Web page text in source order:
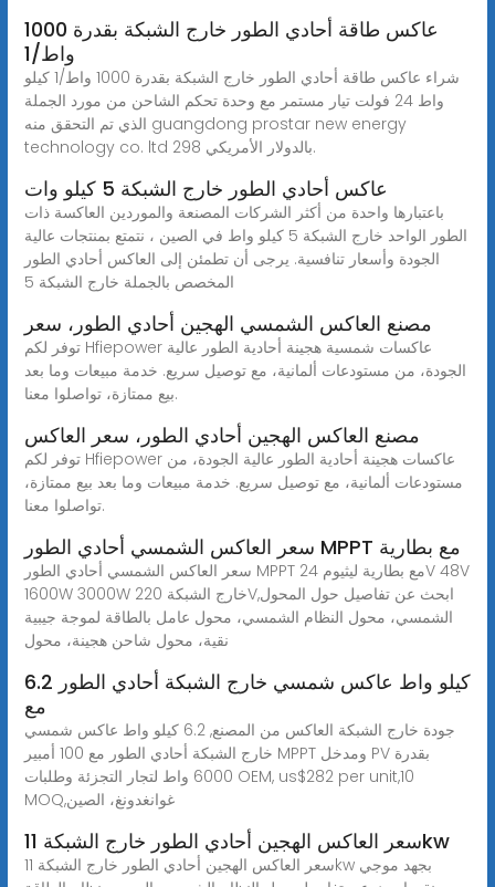
عاكس طاقة أحادي الطور خارج الشبكة بقدرة 1000
واط/1
شراء عاكس طاقة أحادي الطور خارج الشبكة بقدرة 1000 واط/1 كيلو
واط 24 فولت تيار مستمر مع وحدة تحكم الشاحن من مورد الجملة
الذي تم التحقق منه guangdong prostar new energy
technology co. ltd بالدولار الأمريكي 298.
عاكس أحادي الطور خارج الشبكة 5 كيلو وات
باعتبارها واحدة من أكثر الشركات المصنعة والموردين العاكسة ذات
الطور الواحد خارج الشبكة 5 كيلو واط في الصين ، نتمتع بمنتجات عالية
الجودة وأسعار تنافسية. يرجى أن تطمئن إلى العاكس أحادي الطور
المخصص بالجملة خارج الشبكة 5
مصنع العاكس الشمسي الهجين أحادي الطور، سعر
توفر لكم Hfiepower عاكسات شمسية هجينة أحادية الطور عالية
الجودة، من مستودعات ألمانية، مع توصيل سريع. خدمة مبيعات وما بعد
بيع ممتازة، تواصلوا معنا.
مصنع العاكس الهجين أحادي الطور، سعر العاكس
توفر لكم Hfiepower عاكسات هجينة أحادية الطور عالية الجودة، من
مستودعات ألمانية، مع توصيل سريع. خدمة مبيعات وما بعد بيع ممتازة،
تواصلوا معنا.
سعر العاكس الشمسي أحادي الطور MPPT مع بطارية
سعر العاكس الشمسي أحادي الطور MPPT مع بطارية ليثيوم 24V 48V
1600W 3000W خارج الشبكة 220V,ابحث عن تفاصيل حول المحول
الشمسي، محول النظام الشمسي، محول عامل بالطاقة لموجة جيبية
نقية، محول شاحن هجينة، محول
6.2 كيلو واط عاكس شمسي خارج الشبكة أحادي الطور
مع
جودة خارج الشبكة العاكس من المصنع, 6.2 كيلو واط عاكس شمسي
خارج الشبكة أحادي الطور مع 100 أمبير MPPT ومدخل PV بقدرة
6000 واط لتجار التجزئة وطلبات OEM, us$282 per unit,10
MOQ,غوانغدونغ، الصين
سعر العاكس الهجين أحادي الطور خارج الشبكة 11kw
سعر العاكس الهجين أحادي الطور خارج الشبكة 11kw بجهد موجي